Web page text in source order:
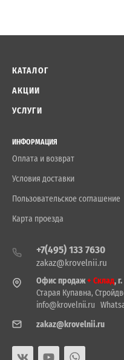
КАТАЛОГ
АКЦИИ
УСЛУГИ
ИНФОРМАЦИЯ
Оплата и возврат
Условия доставки
Пользовательское соглашение
Карта проезда
+7(495) 133 7630
zakaz@krovelnii.ru
Офис продаж+ Склад,
Старая Купавна,
info@krovelnii.ru
zakaz@krovelnii.ru